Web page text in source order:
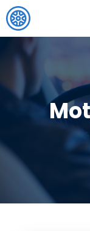
Aller
au
contenu